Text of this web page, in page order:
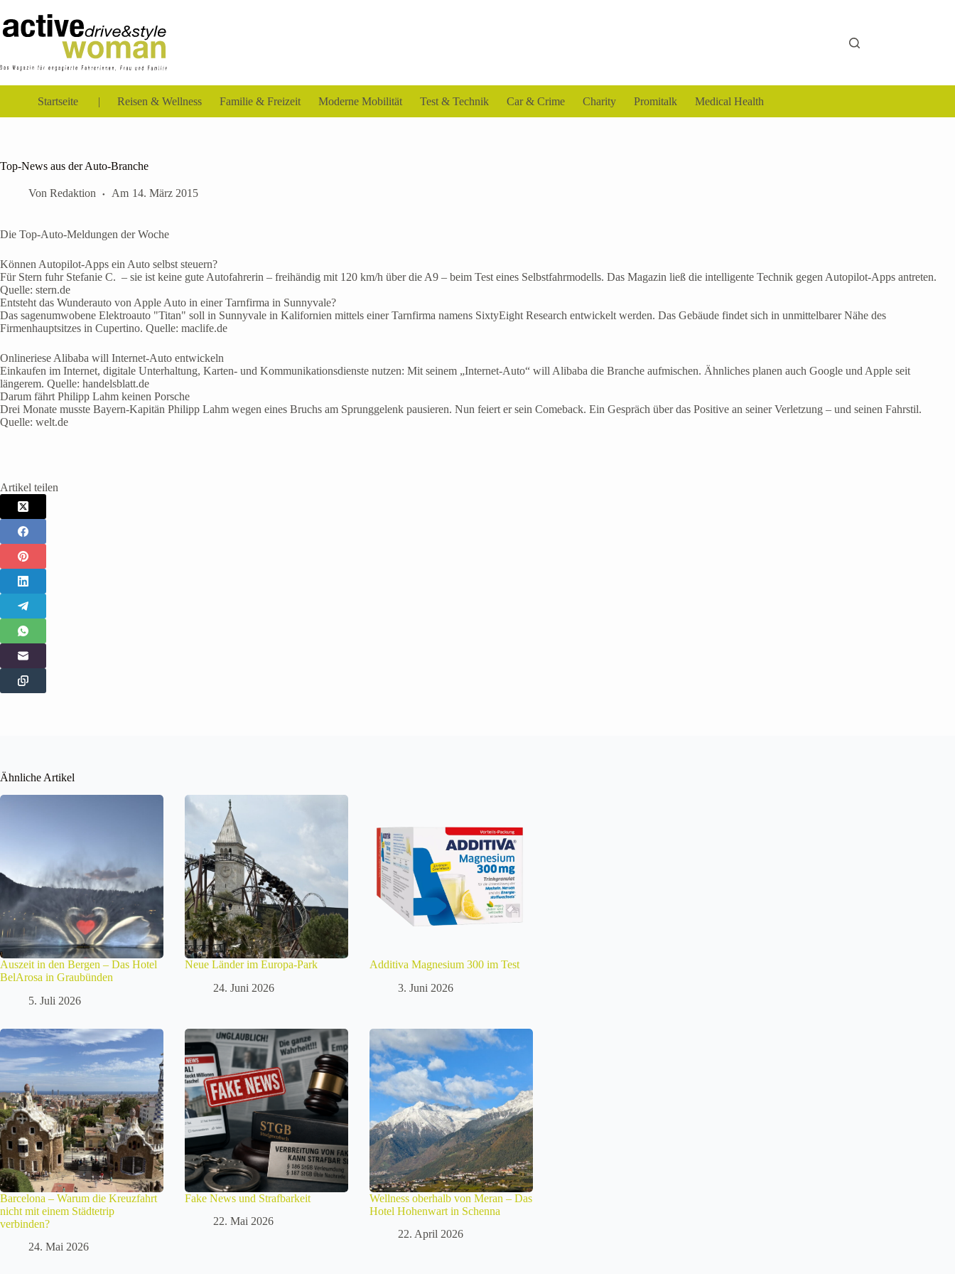
Inhalt
springen
Startseite Reisen & Wellness Familie & Freizeit Moderne Mobilität Test & Technik Car & Crime Charity Promitalk Medical Health
Top-News aus der Auto-Branche
Von Redaktion Am 14. März 2015
Die Top-Auto-Meldungen der Woche
Können Autopilot-Apps ein Auto selbst steuern?
Für Stern fuhr Stefanie C. – sie ist keine gute Autofahrerin – freihändig mit 120 km/h über die A9 – beim Test eines Selbstfahrmodells. Das Magazin ließ die intelligente Technik gegen Autopilot-Apps antreten.
Quelle: stern.de
Entsteht das Wunderauto von Apple Auto in einer Tarnfirma in Sunnyvale?
Das sagenumwobene Elektroauto "Titan" soll in Sunnyvale in Kalifornien mittels einer Tarnfirma namens SixtyEight Research entwickelt werden. Das Gebäude findet sich in unmittelbarer Nähe des
Firmenhauptsitzes in Cupertino. Quelle: maclife.de
Onlineriese Alibaba will Internet-Auto entwickeln
Einkaufen im Internet, digitale Unterhaltung, Karten- und Kommunikationsdienste nutzen: Mit seinem „Internet-Auto“ will Alibaba die Branche aufmischen. Ähnliches planen auch Google und Apple seit
längerem. Quelle: handelsblatt.de
Darum fährt Philipp Lahm keinen Porsche
Drei Monate musste Bayern-Kapitän Philipp Lahm wegen eines Bruchs am Sprunggelenk pausieren. Nun feiert er sein Comeback. Ein Gespräch über das Positive an seiner Verletzung – und seinen Fahrstil.
Quelle: welt.de
Artikel teilen
Ähnliche Artikel
Auszeit in den Bergen – Das Hotel
BelArosa in Graubünden
5. Juli 2026
Neue Länder im Europa-Park
24. Juni 2026
Additiva Magnesium 300 im Test
3. Juni 2026
Barcelona – Warum die Kreuzfahrt
nicht mit einem Städtetrip
verbinden?
24. Mai 2026
Fake News und Strafbarkeit
22. Mai 2026
Wellness oberhalb von Meran – Das
Hotel Hohenwart in Schenna
22. April 2026